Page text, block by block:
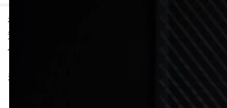
视频详情：基于千里浩瀚 H7 的领克 900 最近终于推
送了全场景 D2D，看看它在我们实测路线上表现如
何！
来自：新车评